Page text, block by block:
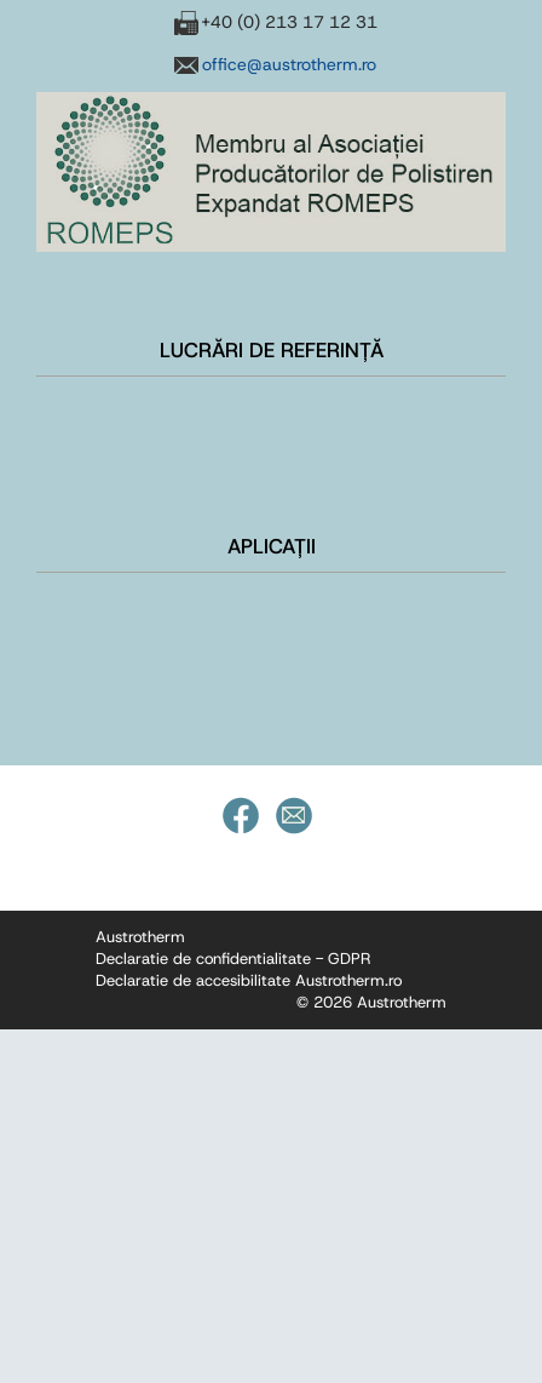
+40 (0) 213 17 12 31
office@austrotherm.ro
LUCRĂRI DE REFERINȚĂ
APLICAȚII
Austrotherm
Declaratie de confidentialitate - GDPR
Declaratie de accesibilitate Austrotherm.ro
© 2026 Austrotherm